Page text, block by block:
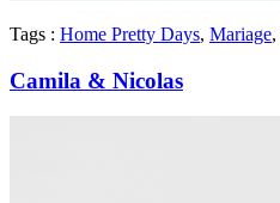
Tags : Home Pretty Days, Mariage,
Camila & Nicolas